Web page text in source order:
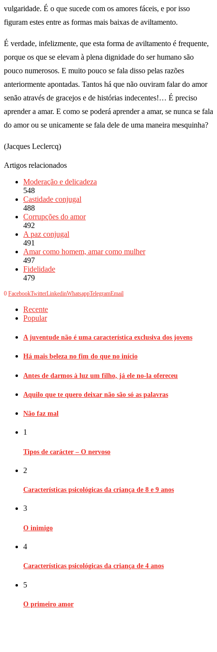
vulgaridade. É o que sucede com os amores fáceis, e por isso
figuram estes entre as formas mais baixas de aviltamento.
É verdade, infelizmente, que esta forma de aviltamento é frequente,
porque os que se elevam à plena dignidade do ser humano são
pouco numerosos. E muito pouco se fala disso pelas razões
anteriormente apontadas. Tantos há que não ouviram falar do amor
senão através de gracejos e de histórias indecentes!… É preciso
aprender a amar. E como se poderá aprender a amar, se nunca se fala
do amor ou se unicamente se fala dele de uma maneira mesquinha?
(Jacques Leclercq)
Artigos relacionados
Moderação e delicadeza
548
Castidade conjugal
488
Corrupções do amor
492
A paz conjugal
491
Amar como homem, amar como mulher
497
Fidelidade
479
0 FacebookTwitterLinkedinWhatsappTelegramEmail
Recente
Popular
A juventude não é uma característica exclusiva dos jovens
Há mais beleza no fim do que no início
Antes de darmos à luz um filho, já ele no-la ofereceu
Aquilo que te quero deixar não são só as palavras
Não faz mal
1
Tipos de carácter – O nervoso
2
Características psicológicas da criança de 8 e 9 anos
3
O inimigo
4
Características psicológicas da criança de 4 anos
5
O primeiro amor